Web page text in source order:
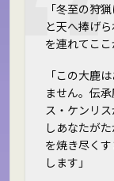
「冬至の狩
と天へ捧げ
を連れてこ
「この大鹿
ません。伝
ス・ケンリ
しあなたが
を焼き尽く
します」